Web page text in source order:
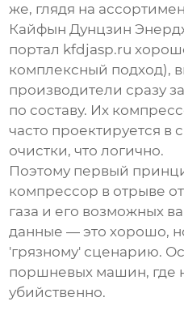
же, глядя на
Кайфын Дунцзин
портал kfdjasp.ru
комплексный подход),
производители сразу
по составу. Их
часто проектируется в
очистки, что логично.
Поэтому первый
компрессор в отрыве
газа и его возможных
данные — это хорошо,
'грязному' сценарию.
поршневых машин, где
убийственно.